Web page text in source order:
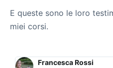
E queste sono le loro
miei corsi.
Alice Alvisi